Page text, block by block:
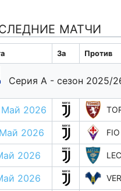
МАТЧИ
За Против
Серия А - сезон 2025/
2026
2026 FIO
2026 LEC
2026 VER